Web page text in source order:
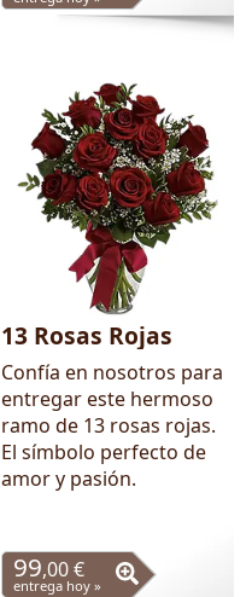
13 Rosas Rojas
Confía en nosotros para
entregar este hermoso
ramo de 13 rosas rojas.
El símbolo perfecto de
amor y pasión.
99,00 €
entrega hoy »